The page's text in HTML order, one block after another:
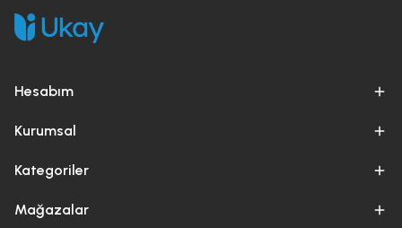
Hesabım
Kurumsal
Kategoriler
Mağazalar